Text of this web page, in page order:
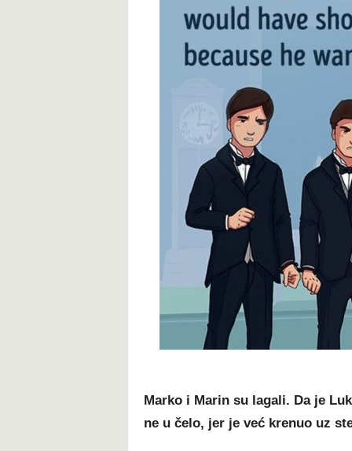
Marko i Marin su lagali. Da je
ne u čelo, jer je već krenuo uz